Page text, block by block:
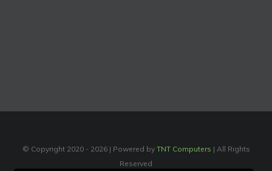
© Copyright 2020 - 2026 | Powered by TNT Computers | All Rights
Reserved